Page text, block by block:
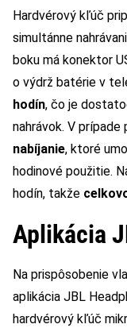
Hardvérový kľúč
simultánne
boku má konektor
o výdrž batérie v
hodín, čo je
nahrávok. V
nabíjanie, ktoré
hodinové použitie.
hodín, takže
Aplikácia
Na prispôsobenie
aplikácia JBL
hardvérový kľúč